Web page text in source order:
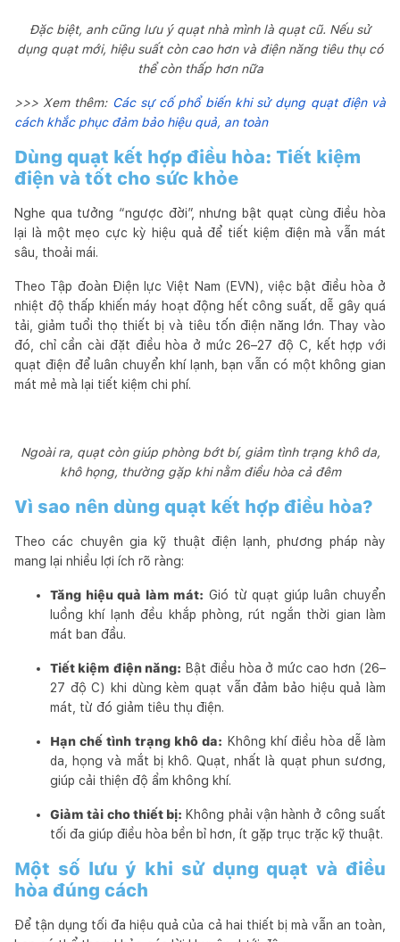
Đặc biệt, anh cũng lưu ý quạt nhà mình là quạt cũ. Nếu sử
dụng quạt mới, hiệu suất còn cao hơn và điện năng tiêu thụ có
thể còn thấp hơn nữa
>>> Xem thêm: Các sự cố phổ biến khi sử dụng quạt điện và
cách khắc phục đảm bảo hiệu quả, an toàn
Dùng quạt kết hợp điều hòa: Tiết kiệm
điện và tốt cho sức khỏe
Nghe qua tưởng “ngược đời”, nhưng bật quạt cùng điều hòa
lại là một mẹo cực kỳ hiệu quả để tiết kiệm điện mà vẫn mát
sâu, thoải mái.
Theo Tập đoàn Điện lực Việt Nam (EVN), việc bật điều hòa ở
nhiệt độ thấp khiến máy hoạt động hết công suất, dễ gây quá
tải, giảm tuổi thọ thiết bị và tiêu tốn điện năng lớn. Thay vào
đó, chỉ cần cài đặt điều hòa ở mức 26–27 độ C, kết hợp với
quạt điện để luân chuyển khí lạnh, bạn vẫn có một không gian
mát mẻ mà lại tiết kiệm chi phí.
Ngoài ra, quạt còn giúp phòng bớt bí, giảm tình trạng khô da,
khô họng, thường gặp khi nằm điều hòa cả đêm
Vì sao nên dùng quạt kết hợp điều hòa?
Theo các chuyên gia kỹ thuật điện lạnh, phương pháp này
mang lại nhiều lợi ích rõ ràng:
Tăng hiệu quả làm mát: Gió từ quạt giúp luân chuyển
luồng khí lạnh đều khắp phòng, rút ngắn thời gian làm
mát ban đầu.
Tiết kiệm điện năng: Bật điều hòa ở mức cao hơn (26–
27 độ C) khi dùng kèm quạt vẫn đảm bảo hiệu quả làm
mát, từ đó giảm tiêu thụ điện.
Hạn chế tình trạng khô da: Không khí điều hòa dễ làm
da, họng và mắt bị khô. Quạt, nhất là quạt phun sương,
giúp cải thiện độ ẩm không khí.
Giảm tải cho thiết bị: Không phải vận hành ở công suất
tối đa giúp điều hòa bền bỉ hơn, ít gặp trục trặc kỹ thuật.
Một số lưu ý khi sử dụng quạt và điều
hòa đúng cách
Để tận dụng tối đa hiệu quả của cả hai thiết bị mà vẫn an toàn,